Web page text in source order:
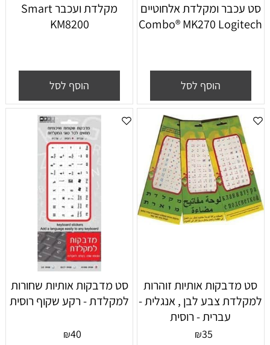
סט עכבר ומקלדת אלחוטיים
Combo® MK270 Logitech
הוסף לסל
‏מקלדת ועכבר Smart
KM8200
הוסף לסל
סט מדבקות אותיות זוהרות
למקלדת צבע לבן , אנגלית -
עברית - רוסית
₪35
סט מדבקות אותיות שחורות
למקלדת - רקע שקוף רוסית
₪40